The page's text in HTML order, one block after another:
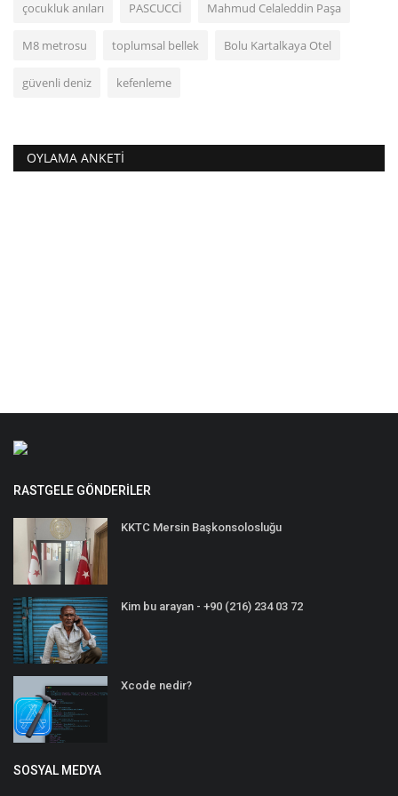
çocukluk anıları PASCUCCİ Mahmud Celaleddin Paşa
M8 metrosu toplumsal bellek Bolu Kartalkaya Otel
güvenli deniz kefenleme
OYLAMA ANKETI
RASTGELE GÖNDERILER
KKTC Mersin Başkonsolosluğu
Kim bu arayan - +90 (216) 234 03 72
Xcode nedir?
SOSYAL MEDYA